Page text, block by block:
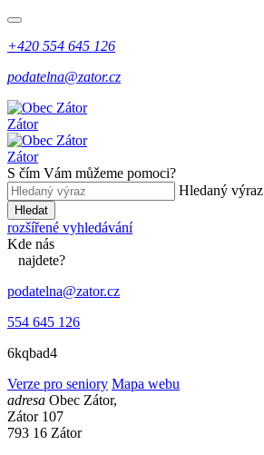
+420 554 645 126
podatelna@zator.cz
Zátor
Zátor
S čím Vám můžeme pomoci?
Hledaný výraz
Hledat
rozšířené vyhledávání
Kde nás
najdete?
podatelna@zator.cz
554 645 126
6kqbad4
Verze pro seniory Mapa webu
adresa Obec Zátor,
Zátor 107
793 16 Zátor